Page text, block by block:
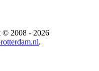
© 2008 - 2026
.